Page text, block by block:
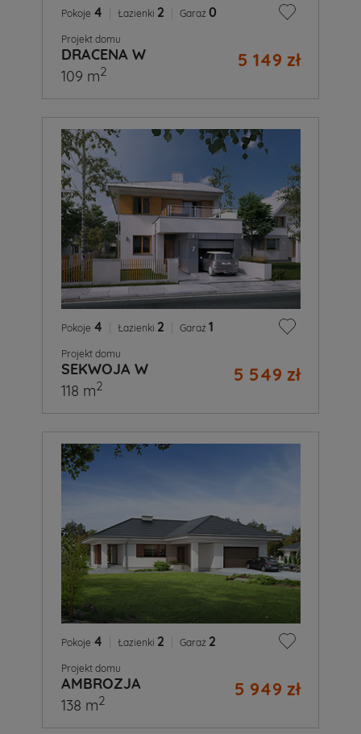
Pokoje 4 Łazienki 2 Garaż 0
Projekt domu
DRACENA W 5 149 zł
109 m2
Pokoje 4 Łazienki 2 Garaż 1
Projekt domu
SEKWOJA W 5 549 zł
118 m2
Pokoje 4 Łazienki 2 Garaż 2
Projekt domu
AMBROZJA 5 949 zł
138 m2